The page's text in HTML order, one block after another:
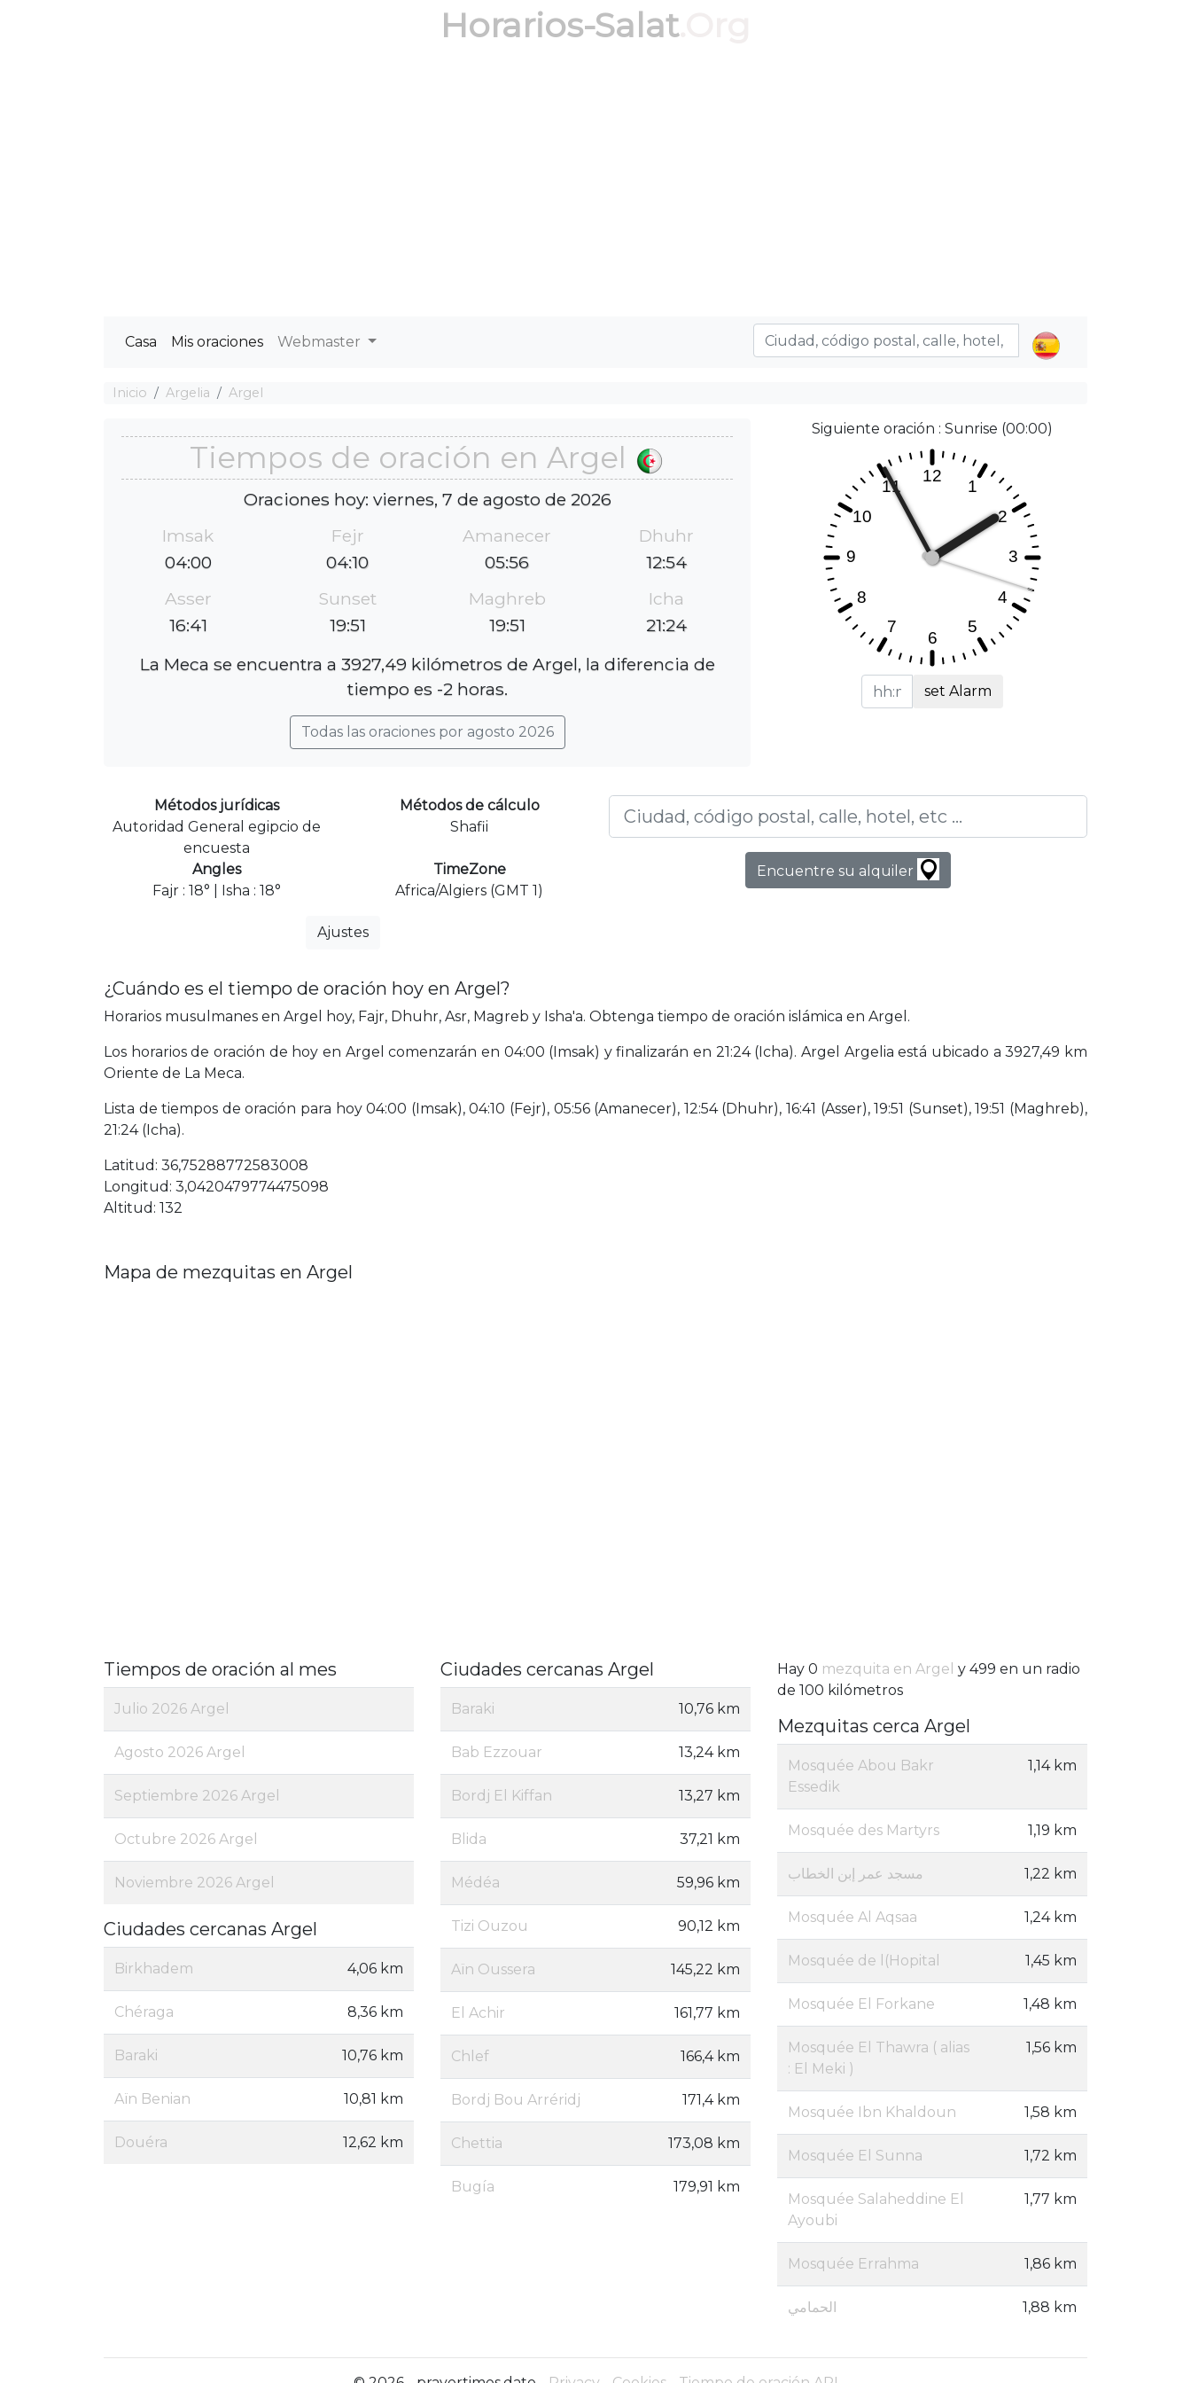
Horarios-Salat.Org
Casa Mis oraciones Webmaster
Inicio Argelia Argel
Tiempos de oración en Argel
Oraciones hoy: viernes, 7 de agosto de 2026
Imsak
04:00
Fejr
04:10
Amanecer
05:56
Dhuhr
12:54
Asser
16:41
Sunset
19:51
Maghreb
19:51
Icha
21:24
La Meca se encuentra a 3927,49 kilómetros de Argel, la diferencia de
tiempo es -2 horas.
Todas las oraciones por agosto 2026
Siguiente oración : Sunrise (00:00)
set Alarm
Métodos jurídicas
Autoridad General egipcio de
encuesta
Métodos de cálculo
Shafii
Angles
Fajr : 18° | Isha : 18°
TimeZone
Africa/Algiers (GMT 1)
Ajustes
Encuentre su alquiler
¿Cuándo es el tiempo de oración hoy en Argel?
Horarios musulmanes en Argel hoy, Fajr, Dhuhr, Asr, Magreb y Isha'a. Obtenga tiempo de oración islámica en Argel.
Los horarios de oración de hoy en Argel comenzarán en 04:00 (Imsak) y finalizarán en 21:24 (Icha). Argel Argelia está ubicado a 3927,49 km
Oriente de La Meca.
Lista de tiempos de oración para hoy 04:00 (Imsak), 04:10 (Fejr), 05:56 (Amanecer), 12:54 (Dhuhr), 16:41 (Asser), 19:51 (Sunset), 19:51 (Maghreb),
21:24 (Icha).
Latitud: 36,75288772583008
Longitud: 3,0420479774475098
Altitud: 132
Mapa de mezquitas en Argel
Tiempos de oración al mes
Julio 2026 Argel
Agosto 2026 Argel
Septiembre 2026 Argel
Octubre 2026 Argel
Noviembre 2026 Argel
Ciudades cercanas Argel
Birkhadem 4,06 km
Chéraga 8,36 km
Baraki 10,76 km
Aïn Benian 10,81 km
Douéra 12,62 km
Ciudades cercanas Argel
Baraki 10,76 km
Bab Ezzouar 13,24 km
Bordj El Kiffan 13,27 km
Blida 37,21 km
Médéa 59,96 km
Tizi Ouzou 90,12 km
Aïn Oussera 145,22 km
El Achir 161,77 km
Chlef 166,4 km
Bordj Bou Arréridj 171,4 km
Chettia 173,08 km
Bugía 179,91 km
Hay 0 mezquita en Argel y 499 en un radio
de 100 kilómetros
Mezquitas cerca Argel
Mosquée Abou Bakr
Essedik
1,14 km
Mosquée des Martyrs 1,19 km
مسجد عمر إبن الخطاب 1,22 km
Mosquée Al Aqsaa 1,24 km
Mosquée de l(Hopital 1,45 km
Mosquée El Forkane 1,48 km
Mosquée El Thawra ( alias
: El Meki )
1,56 km
Mosquée Ibn Khaldoun 1,58 km
Mosquée El Sunna 1,72 km
Mosquée Salaheddine El
Ayoubi
1,77 km
Mosquée Errahma 1,86 km
الحمامي 1,88 km